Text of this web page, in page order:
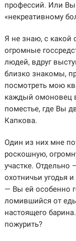
профессий. Или Вы
«некреативному
Я не знаю, с какой
огромные
людей, вдруг
близко знакомы,
посмотреть мою
каждый омоновец
поместье, где Вы
Капкова.
Один из них мне
роскошную,
участке.
охотничьи угодья
— Вы ей особенно
ломившийся от
настоящего
пожурить?